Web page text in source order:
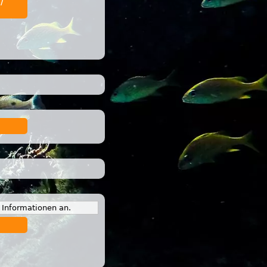
an.